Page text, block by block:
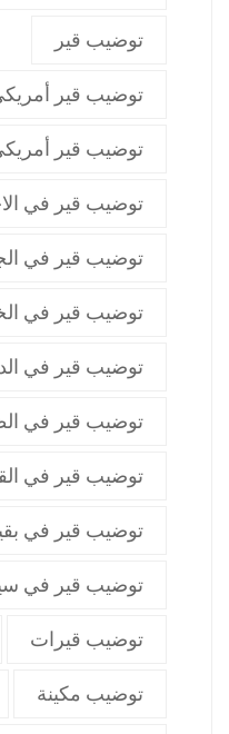
توضيب قير
توضيب قير
توضيب قير
توضيب قير في
توضيب قير في
توضيب قير في
توضيب قير في
توضيب قير في
توضيب قير في
توضيب قير في
توضيب قير في
توضيب قيرات
توضيب مكينة